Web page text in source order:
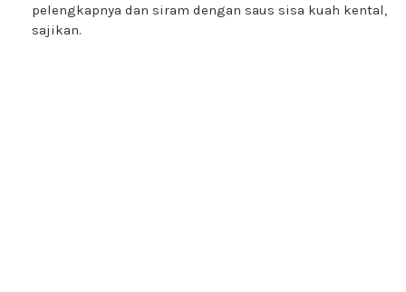
pelengkapnya dan siram dengan saus sisa kuah kental,
sajikan.